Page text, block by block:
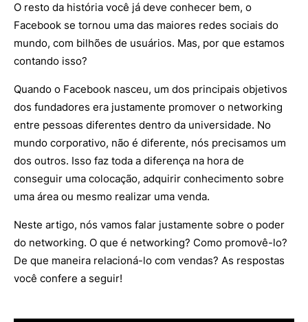
O resto da história você já deve conhecer bem, o
Facebook se tornou uma das maiores redes sociais do
mundo, com bilhões de usuários. Mas, por que estamos
contando isso?
Quando o Facebook nasceu, um dos principais objetivos
dos fundadores era justamente promover o networking
entre pessoas diferentes dentro da universidade. No
mundo corporativo, não é diferente, nós precisamos um
dos outros. Isso faz toda a diferença na hora de
conseguir uma colocação, adquirir conhecimento sobre
uma área ou mesmo realizar uma venda.
Neste artigo, nós vamos falar justamente sobre o poder
do networking. O que é networking? Como promovê-lo?
De que maneira relacioná-lo com vendas? As respostas
você confere a seguir!